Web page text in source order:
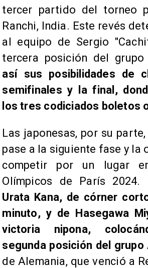
tercer partido del torneo
Ranchi, India. Este revés
al equipo de Sergio
tercera posición del grupo
así sus posibilidades de
semifinales y la final,
los tres codiciados boletos
Las japonesas, por su
pase a la siguiente fase y la
competir por un lugar
Olímpicos de París 2024.
Urata Kana, de córner
minuto, y de Hasegawa
victoria nipona,
segunda posición del grupo
de Alemania, que venció a